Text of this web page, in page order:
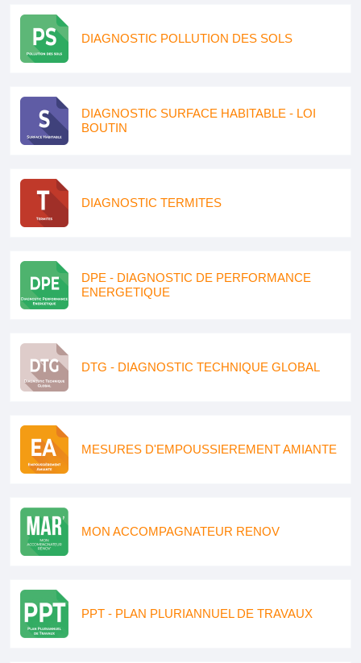
DIAGNOSTIC POLLUTION DES SOLS
DIAGNOSTIC SURFACE HABITABLE - LOI
BOUTIN
DIAGNOSTIC TERMITES
DPE - DIAGNOSTIC DE PERFORMANCE
ENERGETIQUE
DTG - DIAGNOSTIC TECHNIQUE GLOBAL
MESURES D'EMPOUSSIEREMENT AMIANTE
MON ACCOMPAGNATEUR RENOV
PPT - PLAN PLURIANNUEL DE TRAVAUX